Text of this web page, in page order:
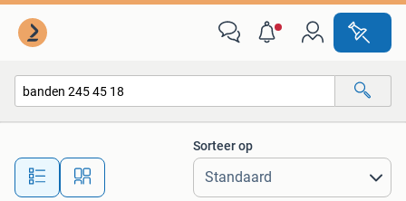
Alle afstanden…
Sorteer op